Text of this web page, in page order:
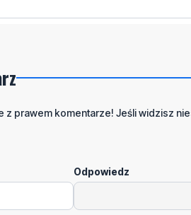
z prawem komentarze! Jeśli widzisz
Odpowiedz